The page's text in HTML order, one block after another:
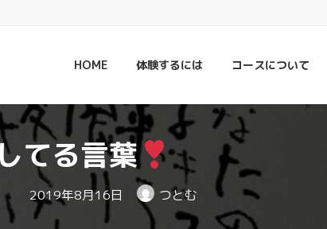
HOME 体験するには コースについて
てる言葉
最
終
更
2019年8月16日 つとむ